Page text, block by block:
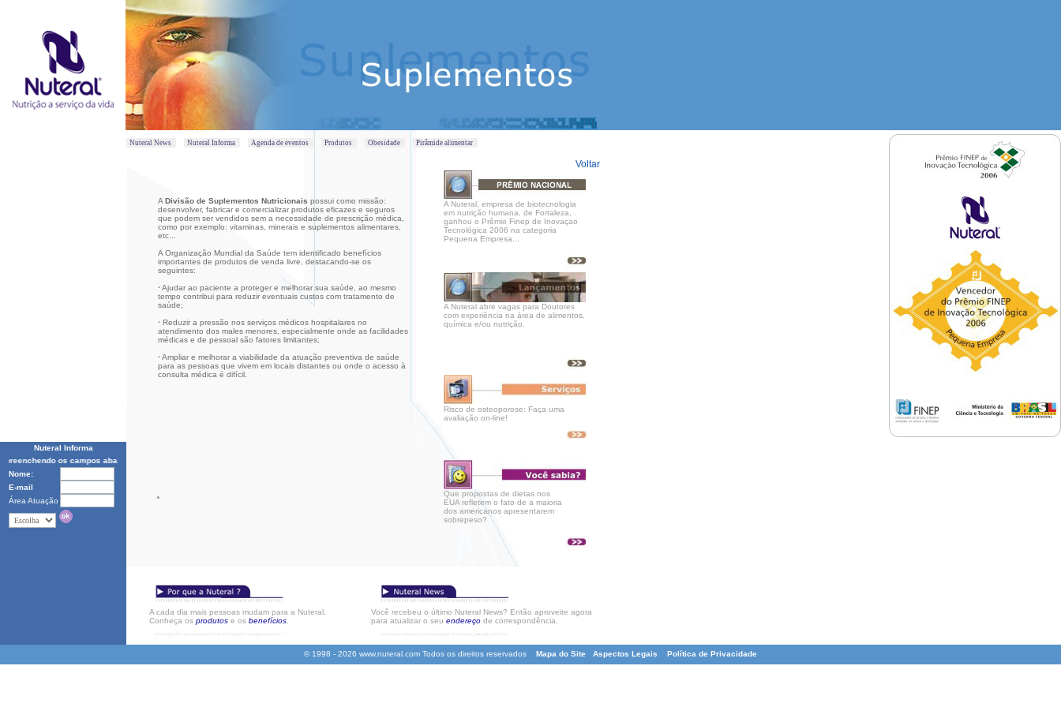
Nuteral Informa
os campos abaixo, e receba gratuitamente as mais recentes notícias técnicas e científicas da área de alimentação e nutrição. Não perca tempo. Assine já!
Nome:
E-mail
Área Atuação
A Divisão de Suplementos Nutricionais possui como missão:
desenvolver, fabricar e comercializar produtos eficazes e seguros
que podem ser vendidos sem a necessidade de prescrição médica,
como por exemplo: vitaminas, minerais e suplementos alimentares,
etc...
A Organização Mundial da Saúde tem identificado benefícios
importantes de produtos de venda livre, destacando-se os
seguintes:
· Ajudar ao paciente a proteger e melhorar sua saúde, ao mesmo
tempo contribui para reduzir eventuais custos com tratamento de
saúde;
· Reduzir a pressão nos serviços médicos hospitalares no
atendimento dos males menores, especialmente onde as facilidades
médicas e de pessoal são fatores limitantes;
· Ampliar e melhorar a viabilidade da atuação preventiva de saúde
para as pessoas que vivem em locais distantes ou onde o acesso à
consulta médica é difícil.
Voltar
A Nuteral, empresa de biotecnologia
em nutrição humana, de Fortaleza,
ganhou o Prêmio Finep de Inovaçao
Tecnológica 2006 na categoria
Pequena Empresa...
A Nuteral abre vagas para Doutores
com experiência na área de alimentos,
química e/ou nutrição.
Risco de osteoporose: Faça uma
avaliação on-line!
Que propostas de dietas nos
EUA refletem o fato de a maioria
dos americanos apresentarem
sobrepeso?
A cada dia mais pessoas mudam para a Nuteral.
Conheça os produtos e os benefícios
Você recebeu o último Nuteral News? Então aproveite agora
para atualizar o seu endereço de correspondência.
.
© 1998 - 2026 www.nuteral.com Todos os direitos reservados Mapa do Site Aspectos Legais Política de Privacidade
Nuteral News Nuteral Informa Agenda de eventos Produtos Obesidade Pirâmide alimentar